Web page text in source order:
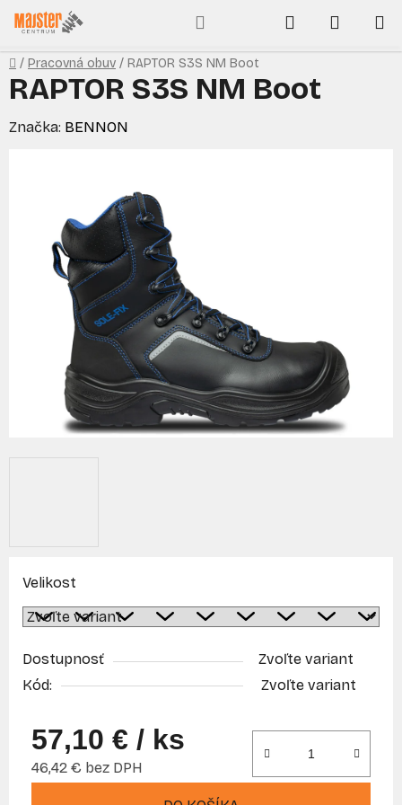
Prejsť
na
obsah
Hľadať
KOŠÍK
Domov
/ Pracovná obuv / RAPTOR S3S NM Boot
Velikost
Dostupnosť
Zvoľte variant
Kód:
Zvoľte variant
57,10 € / ks
46,42 € bez DPH
RAPTOR S3S NM Boot
Značka: BENNON